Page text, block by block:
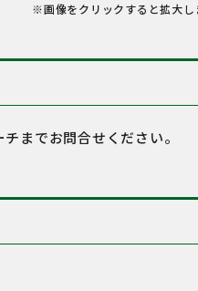
※画像をクリックすると拡大し
までお問合せください。